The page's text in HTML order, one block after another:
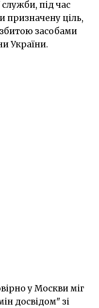
служби, під час
призначену ціль,
засобами
України.
у Москви міг
досвідом" зі